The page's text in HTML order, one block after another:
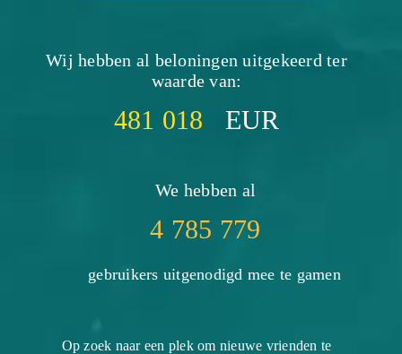
Wij hebben al beloningen uitgekeerd ter
waarde van:
481 018 EUR
We hebben al
4 785 779
gebruikers uitgenodigd mee te gamen
Op zoek naar een plek om nieuwe vrienden te